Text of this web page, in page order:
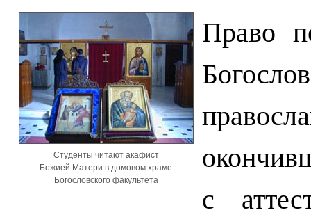
Студенты читают акафист
Божией Матери в домовом храме
Богословского факультета
Право
с